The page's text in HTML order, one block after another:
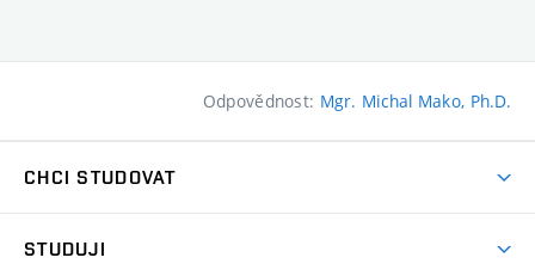
Odpovědnost: Mgr. Michal Mako, Ph.D.
CHCI STUDOVAT
STUDUJI